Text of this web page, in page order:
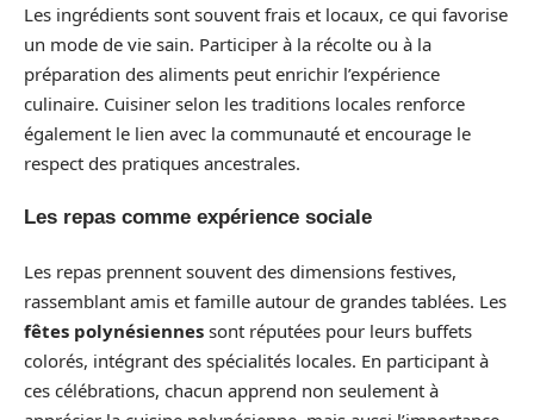
Les ingrédients sont souvent frais et locaux, ce qui favorise
un mode de vie sain. Participer à la récolte ou à la
préparation des aliments peut enrichir l’expérience
culinaire. Cuisiner selon les traditions locales renforce
également le lien avec la communauté et encourage le
respect des pratiques ancestrales.
Les repas comme expérience sociale
Les repas prennent souvent des dimensions festives,
rassemblant amis et famille autour de grandes tablées. Les
fêtes polynésiennes sont réputées pour leurs buffets
colorés, intégrant des spécialités locales. En participant à
ces célébrations, chacun apprend non seulement à